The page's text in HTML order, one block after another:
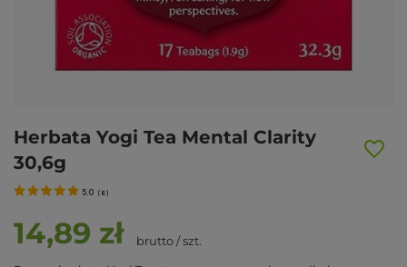
Herbata Yogi Tea Mental Clarity
30,6g
5.0 ( 8)
14,89 zł brutto/szt.